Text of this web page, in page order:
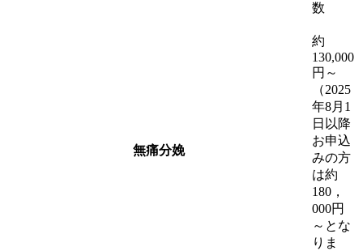
数
無痛分娩
約
130,000
円～
（2025
年8月1
日以降
お申込
みの方
は約
180，
000円
～とな
りま